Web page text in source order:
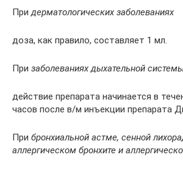
При дерматологических заболеваниях
доза, как правило, составляет 1 мл.
При заболеваниях дыхательной
действие препарата начинается в
часов после в/м инъекции препарата
При бронхиальной астме, сенной
аллергическом бронхите и